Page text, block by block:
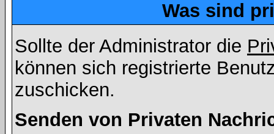
Was sind
Sollte der Administrator die
können sich registrierte
zuschicken.
Senden von Privaten